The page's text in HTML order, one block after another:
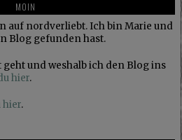
MOIN
auf nordverliebt. Ich bin Marie und
Blog gefunden hast.
und weshalb ich den Blog ins
hier.
hier.